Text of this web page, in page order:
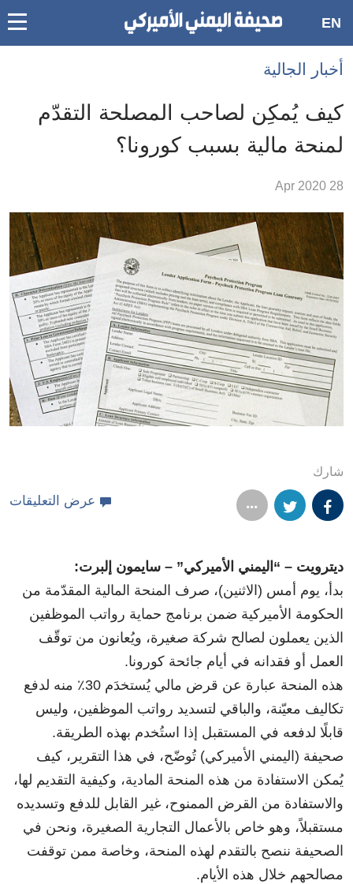
Accessibility
links
الرئيسي
الأقسام
Skip
to
Search
EN
أخبار الجالية
كيف يُمكِن لصاحب المصلحة التقدّم
لمنحة مالية بسبب كورونا؟
28 Apr 2020
شارك
عرض التعليقات
ديترويت – “اليمني الأميركي” – سايمون إلبرت:
بدأ، يوم أمس (الاثنين)، صرف المنحة المالية المقدّمة من
الحكومة الأميركية ضمن برنامج حماية رواتب الموظفين
الذين يعملون لصالح شركة صغيرة، ويُعانون من توقّف
العمل أو فقدانه في أيام جائحة كورونا.
هذه المنحة عبارة عن قرض مالي يُستخدَم 30٪ منه لدفع
تكاليف معيّنة، والباقي لتسديد رواتب الموظفين، وليس
قابلًا لدفعه في المستقبل إذا استُخدم بهذه الطريقة.
صحيفة (اليمني الأميركي) تُوضّح، في هذا التقرير، كيف
يُمكن الاستفادة من هذه المنحة المادية، وكيفية التقديم لها،
والاستفادة من القرض الممنوح، غير القابل للدفع وتسديده
مستقبلاً، وهو خاص بالأعمال التجارية الصغيرة، ونحن في
الصحيفة ننصح بالتقدم لهذه المنحة، وخاصة ممن توقفت
مصالحهم خلال هذه الأيام.